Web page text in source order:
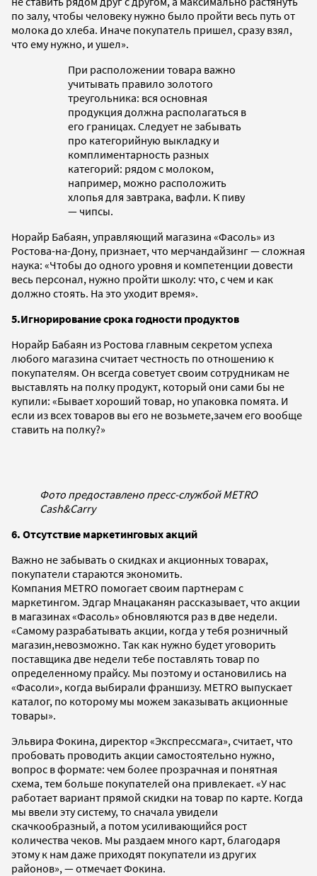
по залу, чтобы человеку нужно было пройти весь путь от
молока до хлеба. Иначе покупатель пришел, сразу взял,
что ему нужно, и ушел».
При расположении товара важно
учитывать правило золотого
треугольника: вся основная
продукция должна располагаться в
его границах. Следует не забывать
про категорийную выкладку и
комплиментарность разных
категорий: рядом с молоком,
например, можно расположить
хлопья для завтрака, вафли. К пиву
— чипсы.
Норайр Бабаян, управляющий магазина «Фасоль» из
Ростова-на-Дону, признает, что мерчандайзинг — сложная
наука: «Чтобы до одного уровня и компетенции довести
весь персонал, нужно пройти школу: что, с чем и как
должно стоять. На это уходит время».
5.Игнорирование срока годности продуктов
Норайр Бабаян из Ростова главным секретом успеха
любого магазина считает честность по отношению к
покупателям. Он всегда советует своим сотрудникам не
выставлять на полку продукт, который они сами бы не
купили: «Бывает хороший товар, но упаковка помята. И
если из всех товаров вы его не возьмете,зачем его вообще
ставить на полку?»
Фото предоставлено пресс-службой METRO
Cash&Carry
6. Отсутствие маркетинговых акций
Важно не забывать о скидках и акционных товарах,
покупатели стараются экономить.
Компания METRO помогает своим партнерам с
маркетингом. Эдгар Мнацаканян рассказывает, что акции
в магазинах «Фасоль» обновляются раз в две недели.
«Самому разрабатывать акции, когда у тебя розничный
магазин,невозможно. Так как нужно будет уговорить
поставщика две недели тебе поставлять товар по
определенному прайсу. Мы поэтому и остановились на
«Фасоли», когда выбирали франшизу. METRO выпускает
каталог, по которому мы можем заказывать акционные
товары».
Эльвира Фокина, директор «Экспрессмага», считает, что
пробовать проводить акции самостоятельно нужно,
вопрос в формате: чем более прозрачная и понятная
схема, тем больше покупателей она привлекает. «У нас
работает вариант прямой скидки на товар по карте. Когда
мы ввели эту систему, то сначала увидели
скачкообразный, а потом усиливающийся рост
количества чеков. Мы раздаем много карт, благодаря
этому к нам даже приходят покупатели из других
районов», — отмечает Фокина.